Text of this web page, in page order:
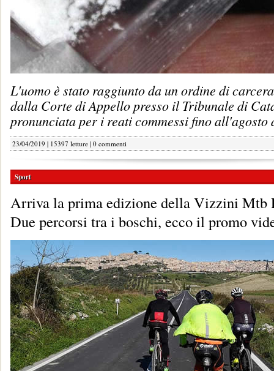
L'uomo è stato raggiunto da un ordine di
dalla Corte di Appello presso il Tribunale di
pronunciata per i reati commessi fino all'agosto
23/04/2019 | 15397 letture | 0 commenti
Sport
Arriva la prima edizione della Vizzini Mtb
Due percorsi tra i boschi, ecco il promo